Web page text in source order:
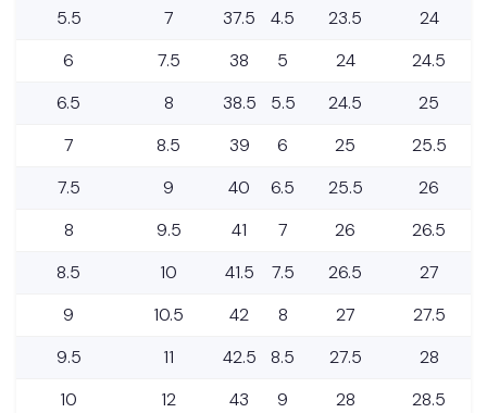
5.5
7 37.5 4.5 23.5
24
6
7.5 38 5 24
24.5
6.5
8 38.5 5.5 24.5
25
7
8.5 39 6 25
25.5
7.5
9 40 6.5 25.5
26
8
9.5 41 7 26
26.5
8.5
10 41.5 7.5 26.5
27
9
10.5 42 8 27
27.5
9.5
11 42.5 8.5 27.5
28
10
12 43 9 28
28.5